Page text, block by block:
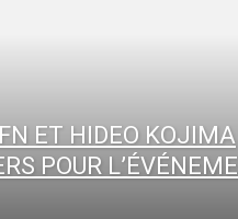
ET HIDEO KOJIMA
POUR